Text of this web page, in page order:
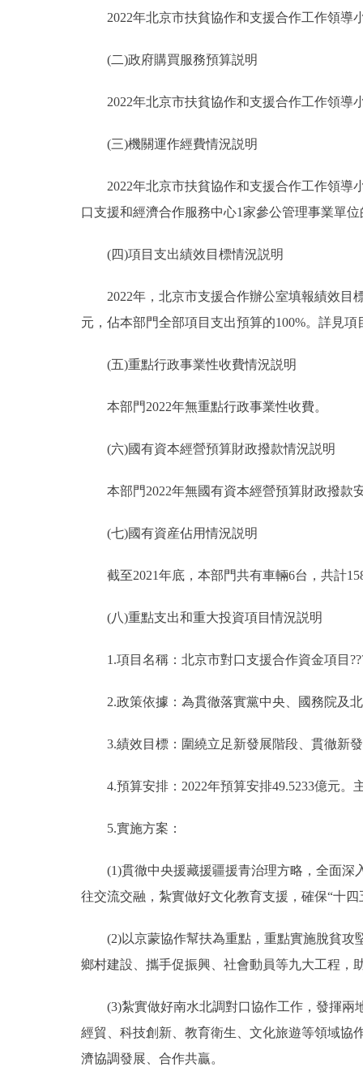
2022年北京市扶貧協作和支援合作工作領導
(二)政府購買服務預算説明
2022年北京市扶貧協作和支援合作工作領導
(三)機關運作經費情況説明
2022年北京市扶貧協作和支援合作工作領導
口支援和經濟合作服務中心1家參公管理事業單
(四)項目支出績效目標情況説明
2022年，北京市支援合作辦公室填報績效目標
元，佔本部門全部項目支出預算的100%。詳見
(五)重點行政事業性收費情況説明
本部門2022年無重點行政事業性收費。
(六)國有資本經營預算財政撥款情況説明
本部門2022年無國有資本經營預算財政撥款
(七)國有資産佔用情況説明
截至2021年底，本部門共有車輛6台，共計
(八)重點支出和重大投資項目情況説明
1.項目名稱：北京市對口支援合作資金項目
2.政策依據：為貫徹落實黨中央、國務院及北
3.績效目標：圍繞立足新發展階段、貫徹新發
4.預算安排：2022年預算安排49.5233億元。
5.實施方案：
(1)貫徹中央援藏援疆援青治理方略，全面深
往交流交融，紮實做好文化教育支援，確保“十
(2)以京蒙協作幫扶為重點，重點實施脫貧攻
鄉村建設、攜手促振興、社會動員等九大工程，
(3)紮實做好南水北調對口協作工作，發揮兩
經貿、科技創新、教育衛生、文化旅遊等領域協
濟協調發展、合作共贏。